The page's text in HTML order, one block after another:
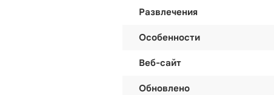
Развлечения
Особенности
Веб-сайт
Обновлено